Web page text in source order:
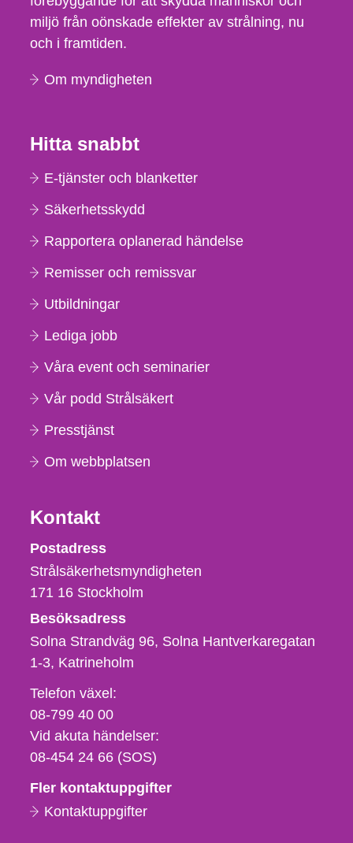
miljö från oönskade effekter av strålning, nu
och i framtiden.
Om myndigheten
Hitta snabbt
E-tjänster och blanketter
Säkerhetsskydd
Rapportera oplanerad händelse
Remisser och remissvar
Utbildningar
Lediga jobb
Våra event och seminarier
Vår podd Strålsäkert
Presstjänst
Om webbplatsen
Kontakt
Strålsäkerhetsmyndigheten
Postadress
Strålsäkerhetsmyndigheten
171 16 Stockholm
Besöksadress
Solna Strandväg 96, Solna Hantverkaregatan
1-3 Katrineholm
Telefon,
fax
och
e-
Telefon växel:
08-799 40 00
Vid akuta händelser:
08-454 24 66 (SOS)
Fler kontaktuppgifter
Kontaktuppgifter